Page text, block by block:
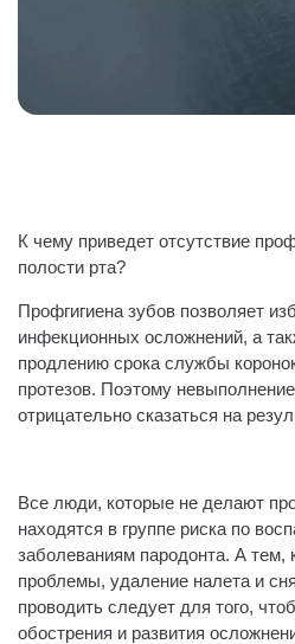
К чему приведе‌т отсутствие
полости рта?
Профгигиена зубов позволяет
инфекционных осложнений, а
продлению срока службы
протезов. Поэтому
отрицательно сказаться на
️Все люди, которые не делают
находятся в группе риска по
заболеваниям пародонта. А тем,
проблемы, удаление налета и
проводить следует для того,
обострения и развития